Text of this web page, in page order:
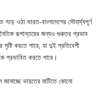
ওঠা ভারত-বাংলাদেশের সৌহার্দ্যপূর্ণ
রূপান্তরের জন্যও গুরুতর প্রভাব
সৃষ্টি করতে পারে, যা দুই প্রতিবেশী
প্রভাবিত করতে পারে।
ভারতের মাটিতে কোনো